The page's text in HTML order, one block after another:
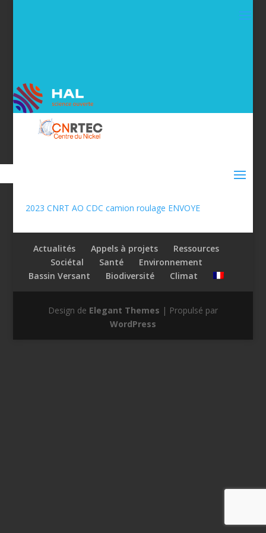
2023 CNRT AO CDC camion roulage ENVOYE
Actualités Appels à projets
Ressources
Sociétal
Santé
Environnement
Bassin Versant
Biodiversité Climat
Design de Elegant Themes | Propulsé par
WordPress